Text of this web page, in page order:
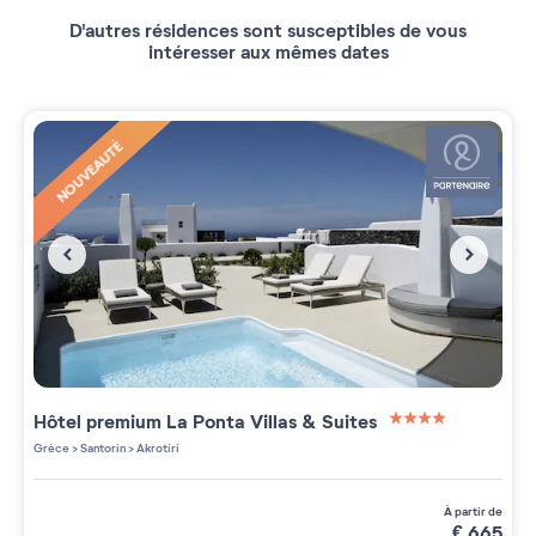
D'autres résidences sont susceptibles de vous
intéresser aux mêmes dates
NOUVEAUTÉ
Hôtel premium La Ponta Villas & Suites
Grèce>Santorin>Akrotiri
à partir de